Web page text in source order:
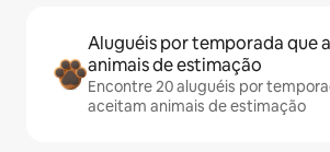
Aluguéis por temporada que
animais de estimação
Encontre 20 aluguéis por
aceitam animais de estimação